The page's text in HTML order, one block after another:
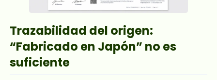
Trazabilidad del origen:
“Fabricado en Japón” no es
suficiente